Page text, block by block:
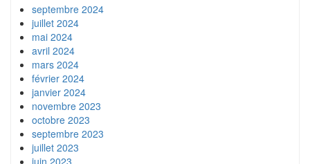
septembre 2024
juillet 2024
mai 2024
avril 2024
mars 2024
février 2024
janvier 2024
novembre 2023
octobre 2023
septembre 2023
juillet 2023
juin 2023